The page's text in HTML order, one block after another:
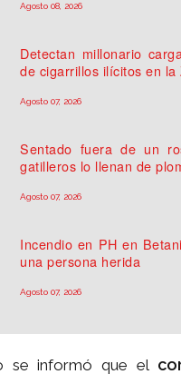
Agosto 08, 2026
Detectan millonario
de cigarrillos ilícitos en la
Agosto 07, 2026
Sentado fuera de un
gatilleros lo llenan de
Agosto 07, 2026
Incendio en PH en
una persona herida
Agosto 07, 2026
se informó que el